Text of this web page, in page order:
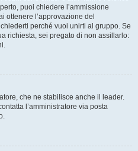
puoi chiedere l’ammissione
ottenere l’approvazione del
perché vuoi unirti al gruppo. Se
richiesta, sei pregato di non assillarlo:
che ne stabilisce anche il leader.
l’amministratore via posta